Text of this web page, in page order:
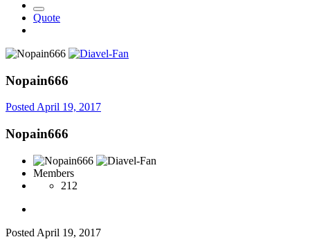
Quote
Nopain666
PostedApril 19, 2017
Nopain666
Members
212
Posted April 19, 2017